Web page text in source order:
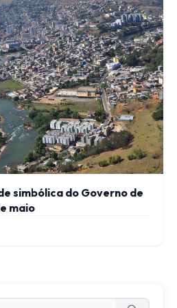
simbólica do Governo de
maio